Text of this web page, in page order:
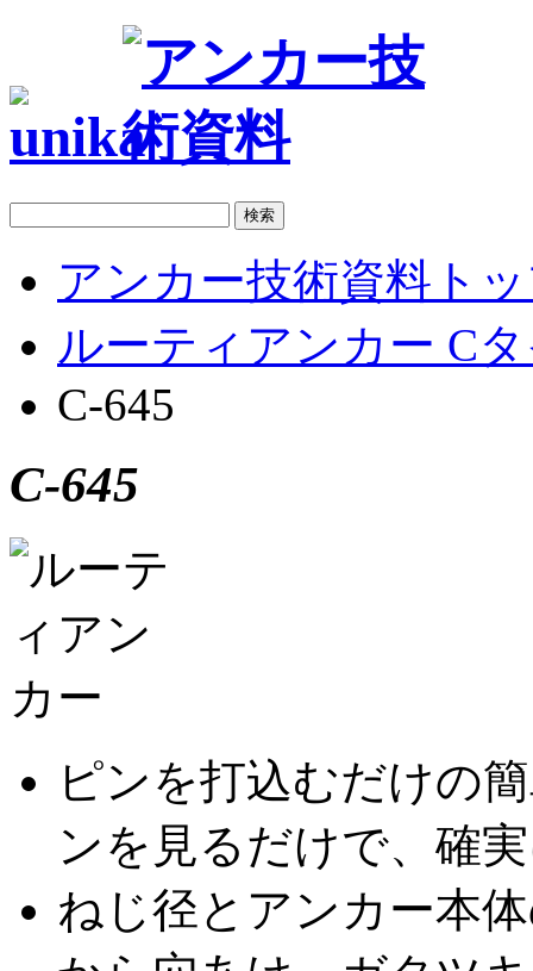
アンカー技術資料ト
ルーティアンカー C
C-645
C-645
ピンを打込むだけの
ンを見るだけで、確
ねじ径とアンカー本